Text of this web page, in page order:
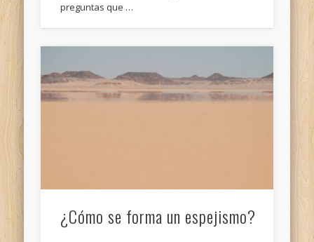
preguntas que …
¿Cómo se forma un espejismo?